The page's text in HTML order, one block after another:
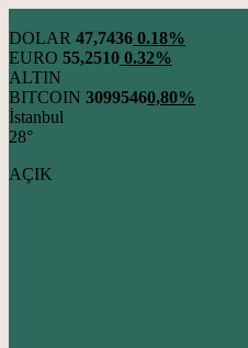
DOLAR 47,7436 0.18%
EURO 55,2510 0.32%
ALTIN
BITCOIN 30995460,80%
İstanbul
28°
AÇIK